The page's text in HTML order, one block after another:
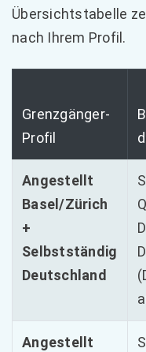
Übersichtstabelle
nach Ihrem Profil.
Grenzgänger-
Profil
Angestellt
Basel/Zürich
+
Selbstständig
Deutschland
Angestellt